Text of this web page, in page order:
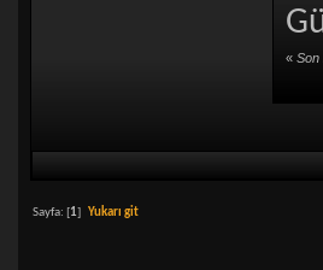
« Son
Sayfa: [1] Yukarı git